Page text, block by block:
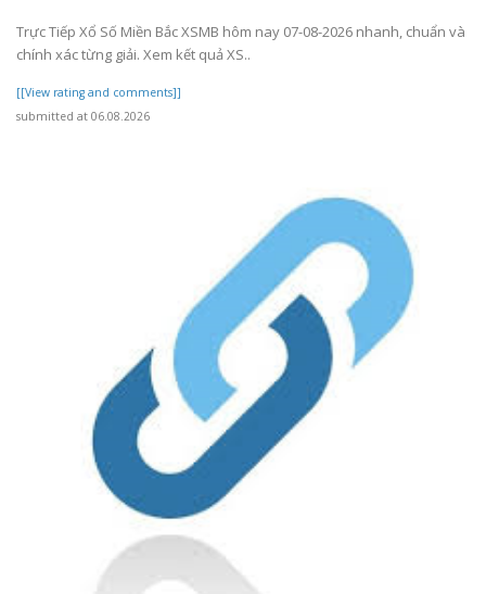
Trực Tiếp Xổ Số Miền Bắc XSMB hôm nay 07-08-2026 nhanh, chuẩn và
chính xác từng giải. Xem kết quả XS..
[[View rating and comments]]
submitted at 06.08.2026